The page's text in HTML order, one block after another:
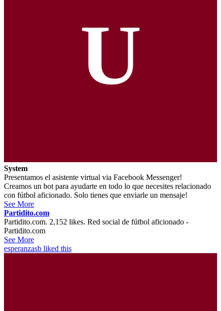
U
System
Presentamos el asistente virtual via Facebook Messenger!
Creamos un bot para ayudarte en todo lo que necesites relacionado
con fútbol aficionado. Solo tienes que enviarle un mensaje!
See More
Partidito.com
Partidito.com. 2,152 likes. Red social de fútbol aficionado -
Partidito.com
See More
esperanzasb liked this